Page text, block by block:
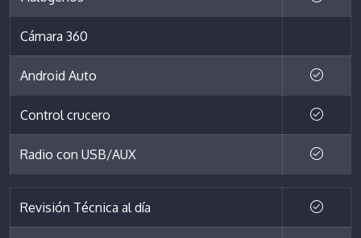
Cámara 360
Android Auto
Control crucero
Radio con USB/AUX
Revisión Técnica al día